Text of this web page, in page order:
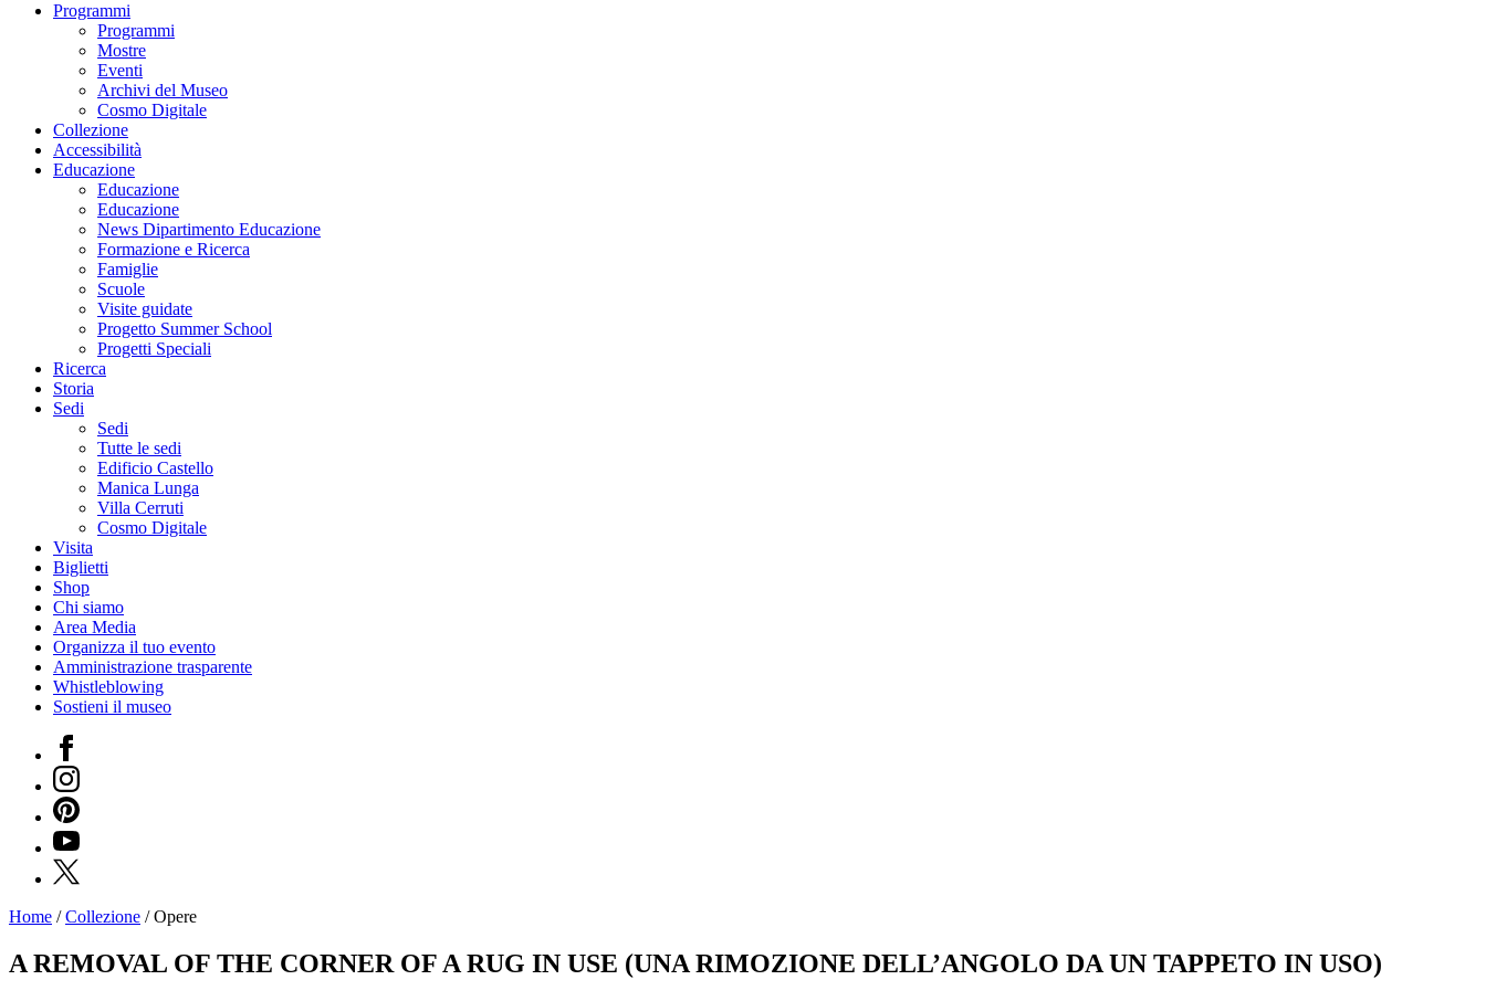
Programmi
Programmi
Mostre
Eventi
Archivi del Museo
Cosmo Digitale
Collezione
Accessibilità
Educazione
Educazione
Educazione
News Dipartimento Educazione
Formazione e Ricerca
Famiglie
Scuole
Visite guidate
Progetto Summer School
Progetti Speciali
Ricerca
Storia
Sedi
Sedi
Tutte le sedi
Edificio Castello
Manica Lunga
Villa Cerruti
Cosmo Digitale
Visita
Biglietti
Shop
Chi siamo
Area Media
Organizza il tuo evento
Amministrazione trasparente
Whistleblowing
Sostieni il museo
Facebook
Instagram
Pinterest
YouTube
X
Mostre
Eventi
Home /Collezione /Opere
A REMOVAL OF THE CORNER OF A RUG IN USE (UNA RIMOZIONE DELL’ANGOLO DA UN TAPPETO IN USO)